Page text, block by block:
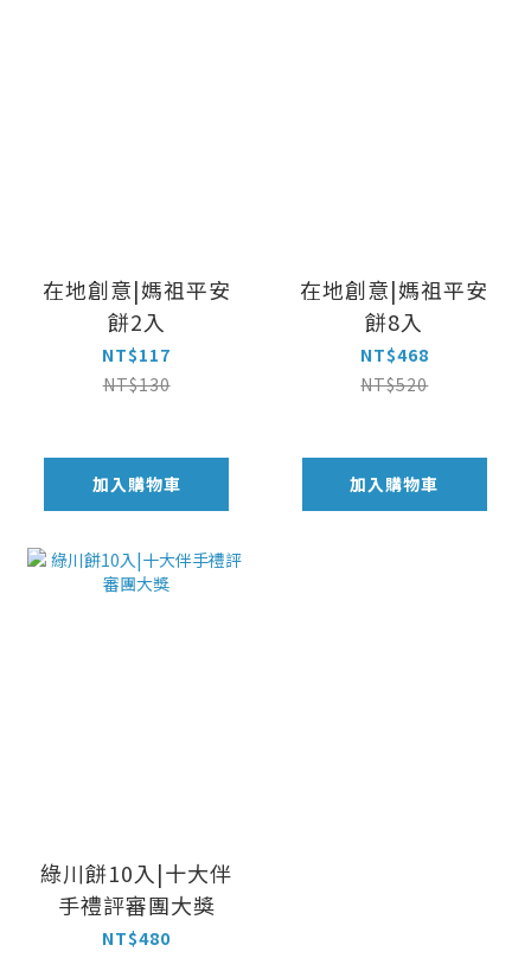
在地創意|媽祖平安
餅2入
NT$117
NT$130
加入購物車
在地創意|媽祖平安
餅8入
NT$468
NT$520
加入購物車
綠川餅10入|十大伴
手禮評審團大獎
NT$480